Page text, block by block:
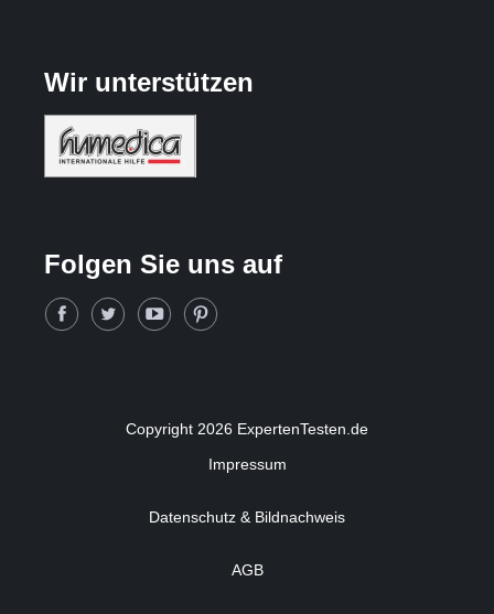
Wir unterstützen
Folgen Sie uns auf
Copyright 2026 ExpertenTesten.de
Impressum
Datenschutz & Bildnachweis
AGB